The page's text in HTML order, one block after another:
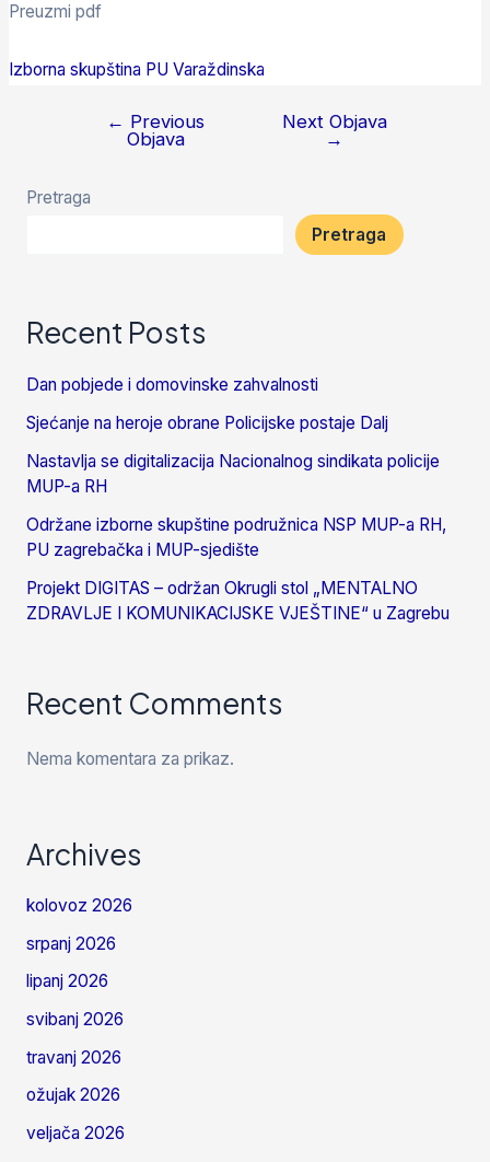
Preuzmi pdf
Izborna skupština PU Varaždinska
← Previous
Objava
Next Objava
→
Pretraga
Pretraga
Recent Posts
Dan pobjede i domovinske zahvalnosti
Sjećanje na heroje obrane Policijske postaje Dalj
Nastavlja se digitalizacija Nacionalnog sindikata policije
MUP-a RH
Održane izborne skupštine podružnica NSP MUP-a RH,
PU zagrebačka i MUP-sjedište
Projekt DIGITAS – održan Okrugli stol „MENTALNO
ZDRAVLJE I KOMUNIKACIJSKE VJEŠTINE“ u Zagrebu
Recent Comments
Nema komentara za prikaz.
Archives
kolovoz 2026
srpanj 2026
lipanj 2026
svibanj 2026
travanj 2026
ožujak 2026
veljača 2026